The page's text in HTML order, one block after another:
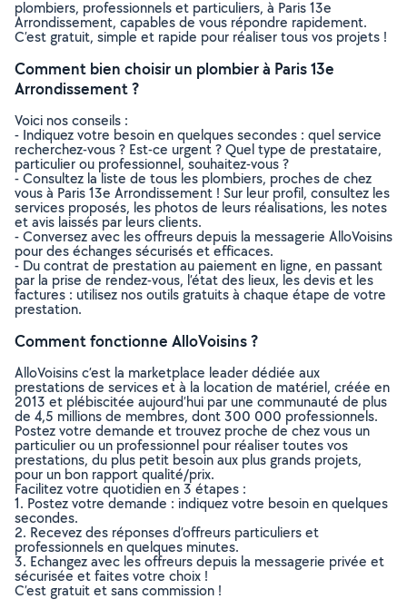
plombiers, professionnels et particuliers, à Paris 13e
Arrondissement, capables de vous répondre rapidement.
C’est gratuit, simple et rapide pour réaliser tous vos projets !
Comment bien choisir un plombier à Paris 13e
Arrondissement ?
Voici nos conseils :
- Indiquez votre besoin en quelques secondes : quel service
recherchez-vous ? Est-ce urgent ? Quel type de prestataire,
particulier ou professionnel, souhaitez-vous ?
- Consultez la liste de tous les plombiers, proches de chez
vous à Paris 13e Arrondissement ! Sur leur profil, consultez les
services proposés, les photos de leurs réalisations, les notes
et avis laissés par leurs clients.
- Conversez avec les offreurs depuis la messagerie AlloVoisins
pour des échanges sécurisés et efficaces.
- Du contrat de prestation au paiement en ligne, en passant
par la prise de rendez-vous, l’état des lieux, les devis et les
factures : utilisez nos outils gratuits à chaque étape de votre
prestation.
Comment fonctionne AlloVoisins ?
AlloVoisins c’est la marketplace leader dédiée aux
prestations de services et à la location de matériel, créée en
2013 et plébiscitée aujourd’hui par une communauté de plus
de 4,5 millions de membres, dont 300 000 professionnels.
Postez votre demande et trouvez proche de chez vous un
particulier ou un professionnel pour réaliser toutes vos
prestations, du plus petit besoin aux plus grands projets,
pour un bon rapport qualité/prix.
Facilitez votre quotidien en 3 étapes :
1. Postez votre demande : indiquez votre besoin en quelques
secondes.
2. Recevez des réponses d’offreurs particuliers et
professionnels en quelques minutes.
3. Echangez avec les offreurs depuis la messagerie privée et
sécurisée et faites votre choix !
C’est gratuit et sans commission !